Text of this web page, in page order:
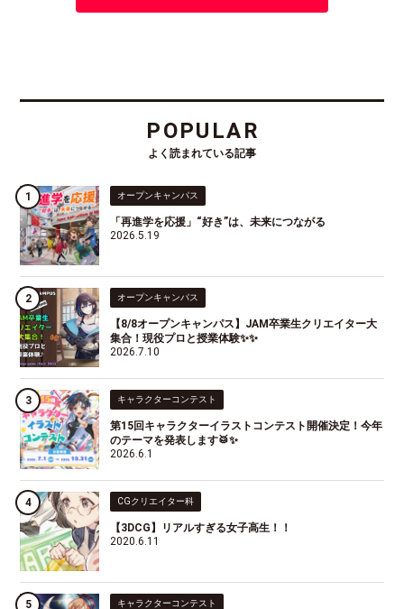
POPULAR
よく読まれている記事
オープンキャンパス
「再進学を応援」“好き”は、未来につながる
2026.5.19
オープンキャンパス
【8/8オープンキャンパス】JAM卒業生クリエイター大
集合！現役プロと授業体験✨✨
2026.7.10
キャラクターコンテスト
第15回キャラクターイラストコンテスト開催決定！今年
のテーマを発表します🥁✨
2026.6.1
CGクリエイター科
【3DCG】リアルすぎる女子高生！！
2020.6.11
キャラクターコンテスト